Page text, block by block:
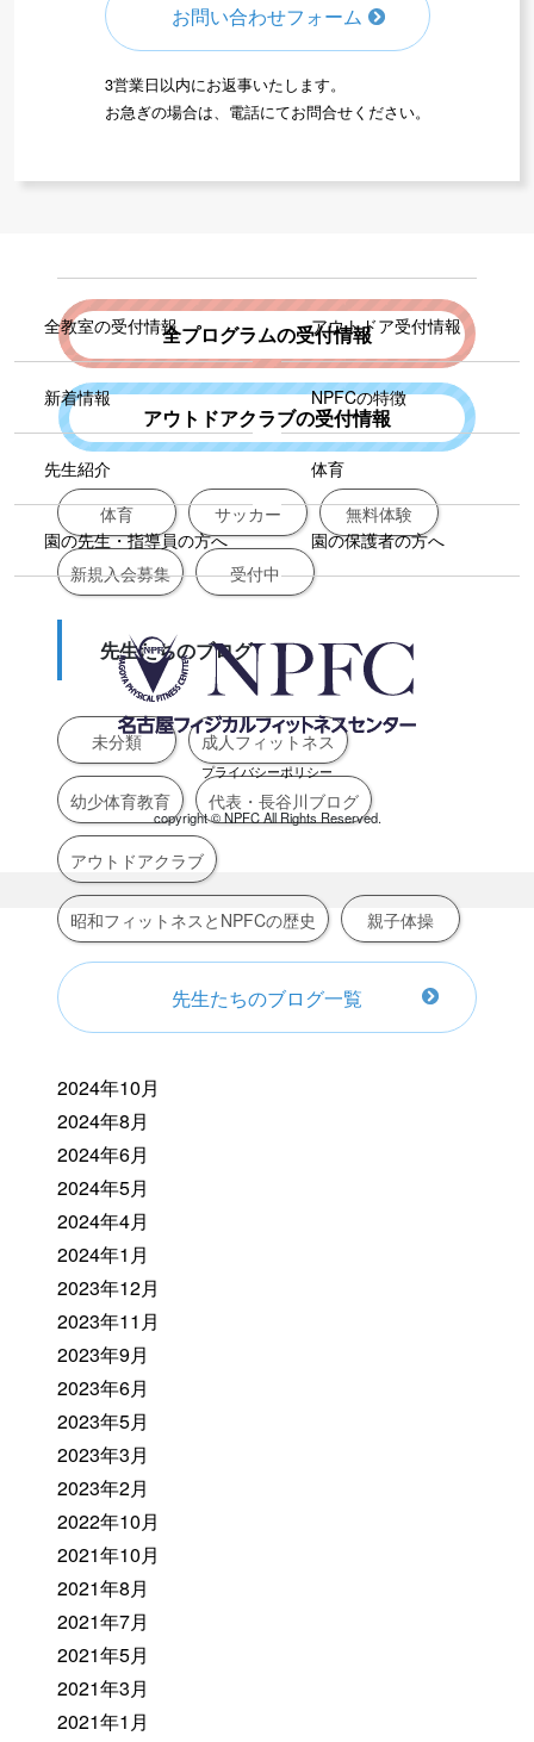
全プログラムの受付情報
アウトドアクラブの受付情報
体育 サッカー 無料体験
新規入会募集 受付中
先生たちのブログ
未分類 成人フィットネス
幼少体育教育 代表・長谷川ブログ
アウトドアクラブ
昭和フィットネスとNPFCの歴史 親子体操
先生たちのブログ一覧
2024年10月
2024年8月
2024年6月
2024年5月
2024年4月
2024年1月
2023年12月
2023年11月
2023年9月
2023年6月
2023年5月
2023年3月
2023年2月
2022年10月
2021年10月
2021年8月
2021年7月
2021年5月
2021年3月
2021年1月
お問い合わせフォーム
3営業日以内にお返事いたします。
お急ぎの場合は、電話にてお問合せください。
全教室の受付情報 アウトドア受付情報
新着情報 NPFCの特徴
先生紹介 体育
園の先生・指導員の方へ 園の保護者の方へ
プライバシーポリシー
copyright ©︎ NPFC All Rights Reserved.